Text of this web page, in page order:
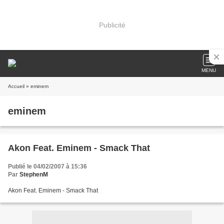
Publicité
MENU
Accueil » eminem
eminem
Akon Feat. Eminem - Smack That
Publié le 04/02/2007 à 15:36
Par StephenM
Akon Feat. Eminem - Smack That